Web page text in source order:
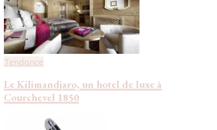
Tendance
Le Kilimandjaro, un hotel de luxe à
Courchevel 1850